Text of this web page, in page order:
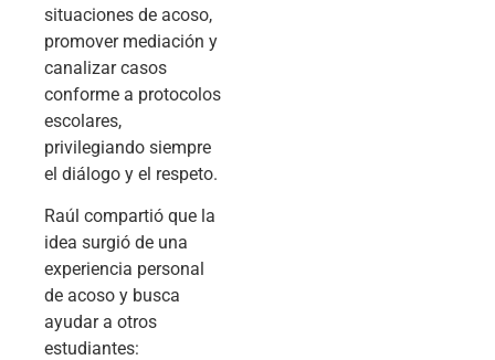
situaciones de acoso,
promover mediación y
canalizar casos
conforme a protocolos
escolares,
privilegiando siempre
el diálogo y el respeto.
Raúl compartió que la
idea surgió de una
experiencia personal
de acoso y busca
ayudar a otros
estudiantes: